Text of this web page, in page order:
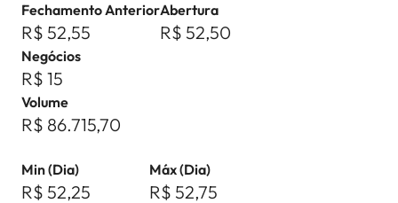
Fechamento Anterior
R$ 52,55
Abertura
R$ 52,50
Negócios
R$ 15
Volume
R$ 86.715,70
Min (Dia)
R$ 52,25
Máx (Dia)
R$ 52,75